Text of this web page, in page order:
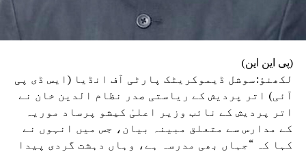
(پی این این)
لکھنؤ:سوشل ڈیموکریٹک پارٹی آف انڈیا (ایس ڈی پی
آئی) اتر پردیش کے ریاستی صدر نظام الدین خان نے
اتر پردیش کے نائب وزیر اعلیٰ کیشو پرساد موریہ
کے مدارس سے متعلق مبینہ بیان، جس میں انہوں نے
کہا کہ “جہاں بھی مدرسہ ہے، وہاں دہشت گردی پیدا